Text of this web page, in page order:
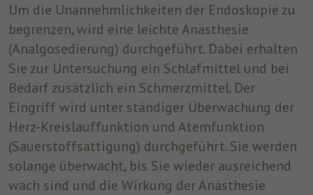
Um die Unannehmlichkeiten der Endoskopie zu
begrenzen, wird eine leichte Anästhesie
(Analgosedierung) durchgeführt. Dabei erhalten
Sie zur Untersuchung ein Schlafmittel und bei
Bedarf zusätzlich ein Schmerzmittel. Der
Eingriff wird unter ständiger Überwachung der
Herz-Kreislauffunktion und Atemfunktion
(Sauerstoffsättigung) durchgeführt. Sie werden
solange überwacht, bis Sie wieder ausreichend
wach sind und die Wirkung der Anästhesie
Zweck
auf Facebook oder auf einer digitalen
Plattform, die von Facebook-Werbung
unterstützt wird, Werbung anzuzeigen.
Name fr
Anbieter Facebook
Laufzeit 3 Monate
Facebook setzt dieses Cookie, um den